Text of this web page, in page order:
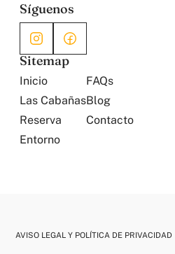
Síguenos
Sitemap
Inicio
Las Cabañas
Reserva
Entorno
FAQs
Blog
Contacto
AVISO LEGAL Y POLÍTICA DE PRIVACIDAD